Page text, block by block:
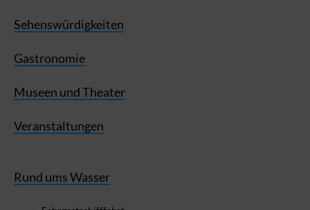
Sehenswürdigkeiten
Gastronomie
Museen und Theater
Veranstaltungen
Rund ums Wasser